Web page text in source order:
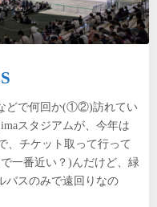
どで何回か(①②)訪れてい
スタジアムが、今年は
、チケット取って行って
一番近い？)んだけど、緑
バスのみで遠回りなの